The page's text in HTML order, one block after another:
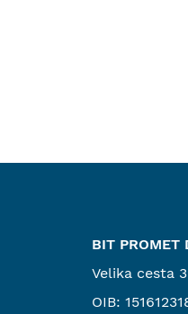
BIT PROMET
Velika cesta
OIB: